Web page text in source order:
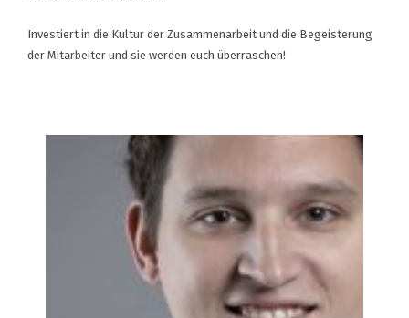
Investiert in die Kultur der Zusammenarbeit und die Begeisterung
der Mitarbeiter und sie werden euch überraschen!